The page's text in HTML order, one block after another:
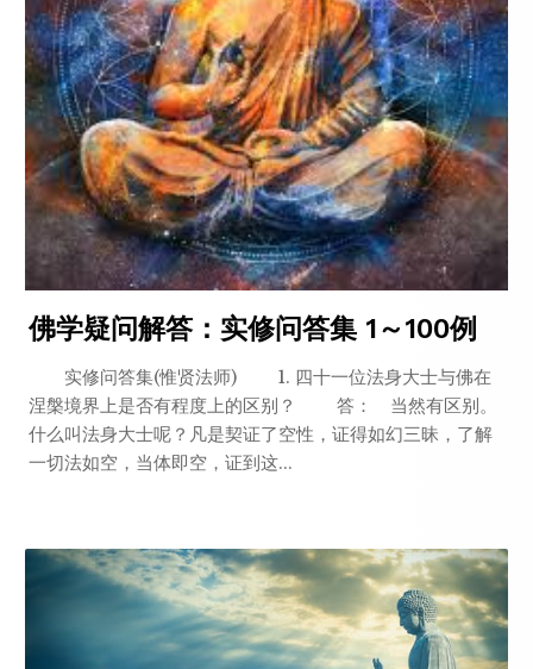
佛学疑问解答：实修问答集 1～100例
实修问答集(惟贤法师) 1. 四十一位法身大士与佛在
涅槃境界上是否有程度上的区别？ 答： 当然有区别。
什么叫法身大士呢？凡是契证了空性，证得如幻三昧，了解
一切法如空，当体即空，证到这...